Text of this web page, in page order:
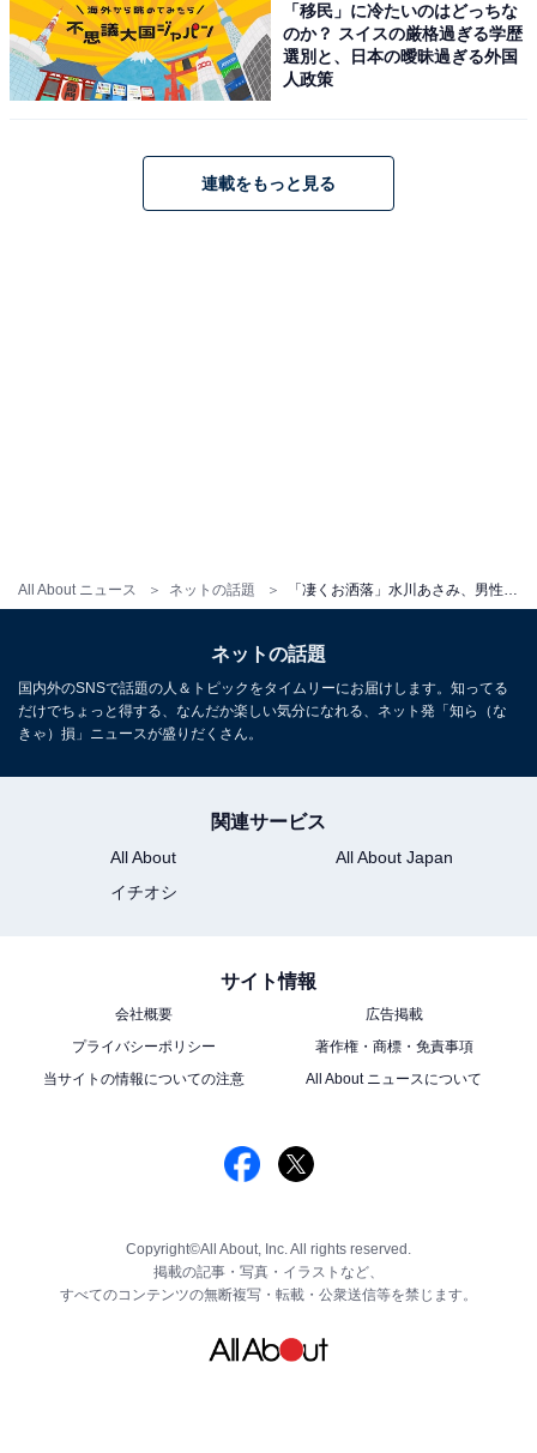
All About ニュース ネットの話題
「移民」に冷たいのはどっちな
のか？ スイスの厳格過ぎる学歴
選別と、日本の曖昧過ぎる外国
人政策
連載をもっと見る
ネットの話題
国内外のSNSで話題の人＆トピックをタイムリーにお届けします。知ってる
だけでちょっと得する、なんだか楽しい気分になれる、ネット発「知ら（な
きゃ）損」ニュースが盛りだくさん。
関連サービス
All About
All About Japan
イチオシ
サイト情報
会社概要
広告掲載
プライバシーポリシー
著作権・商標・免責事項
当サイトの情報についての注意
All About ニュースについて
Copyright©All About, Inc. All rights reserved.
掲載の記事・写真・イラストなど、
すべてのコンテンツの無断複写・転載・公衆送信等を禁じます。